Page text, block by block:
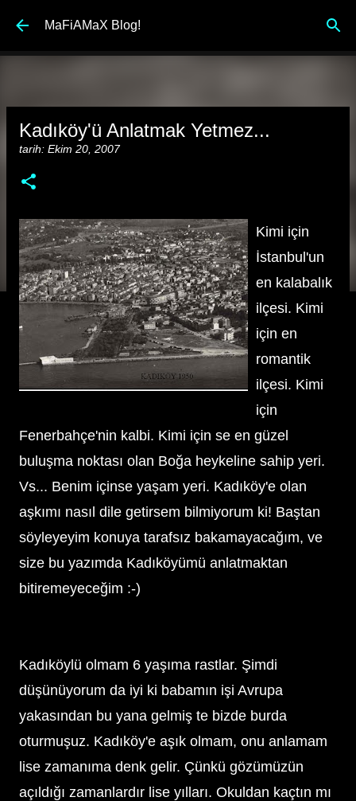
Ana içeriğe atla
MaFiAMaX Blog!
Kadıköy'ü Anlatmak Yetmez...
tarih: Ekim 20, 2007
Kimi için
İstanbul'un
en kalabalık
ilçesi. Kimi
için en
romantik
ilçesi. Kimi
için
Fenerbahçe'nin kalbi. Kimi için se en güzel
buluşma noktası olan Boğa heykeline sahip yeri.
Vs... Benim içinse yaşam yeri. Kadıköy'e olan
aşkımı nasıl dile getirsem bilmiyorum ki! Baştan
söyleyeyim konuya tarafsız bakamayacağım, ve
size bu yazımda Kadıköyümü anlatmaktan
bitiremeyeceğim :-)
Kadıköylü olmam 6 yaşıma rastlar. Şimdi
düşünüyorum da iyi ki babamın işi Avrupa
yakasından bu yana gelmiş te bizde burda
oturmuşuz. Kadıköy'e aşık olmam, onu anlamam
lise zamanıma denk gelir. Çünkü gözümüzün
açıldığı zamanlardır lise yılları. Okuldan kaçtın mı